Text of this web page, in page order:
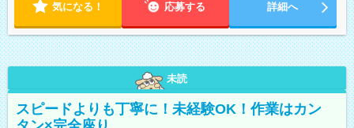
気になる！ 応募する 詳細へ
未読
スピードよりも丁寧に！未経験OK！作業はカン